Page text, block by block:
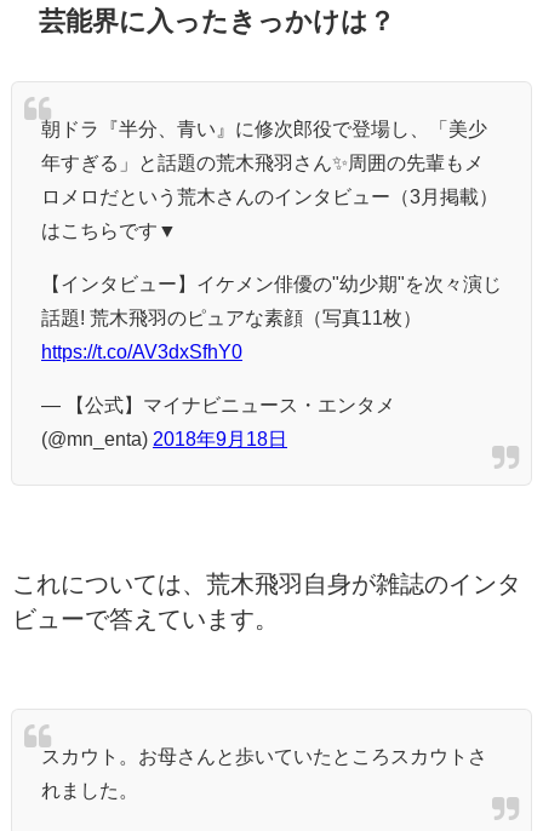
芸能界に入ったきっかけは？
朝ドラ『半分、青い』に修次郎役で登場し、「美少
年すぎる」と話題の荒木飛羽さん✨周囲の先輩もメ
ロメロだという荒木さんのインタビュー（3月掲載）
はこちらです▼
【インタビュー】イケメン俳優の"幼少期"を次々演じ
話題! 荒木飛羽のピュアな素顔（写真11枚）
https://t.co/AV3dxSfhY0
— 【公式】マイナビニュース・エンタメ
(@mn_enta) 2018年9月18日
これについては、荒木飛羽自身が雑誌のインタ
ビューで答えています。
スカウト。お母さんと歩いていたところスカウトさ
れました。